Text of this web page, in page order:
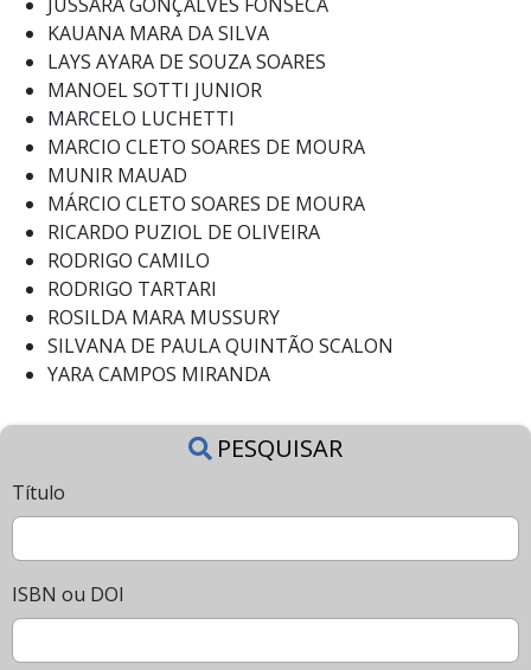
KAUANA MARA DA SILVA
LAYS AYARA DE SOUZA SOARES
MANOEL SOTTI JUNIOR
MARCELO LUCHETTI
MARCIO CLETO SOARES DE MOURA
MUNIR MAUAD
MÁRCIO CLETO SOARES DE MOURA
RICARDO PUZIOL DE OLIVEIRA
RODRIGO CAMILO
RODRIGO TARTARI
ROSILDA MARA MUSSURY
SILVANA DE PAULA QUINTÃO SCALON
YARA CAMPOS MIRANDA
PESQUISAR
Título
ISBN ou DOI